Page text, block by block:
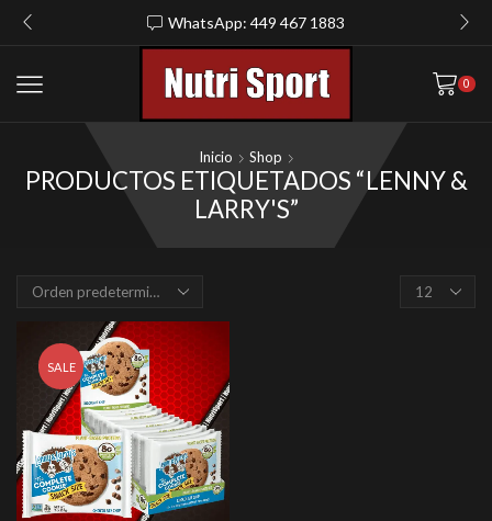
WhatsApp: 449 467 1883
0
Inicio Shop
PRODUCTOS ETIQUETADOS “LENNY &
LARRY'S”
Products
SALE